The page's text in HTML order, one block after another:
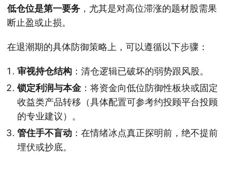
低仓位是第一要务 ，尤其是对高位滞涨的题材股需果
断止盈或止损。
在退潮期的具体防御策略上，可以遵循以下步骤：
审视持仓结构 ：清仓逻辑已破坏的弱势跟风股。
锁定利润与本金：将资金向低位防御性板块或固定
收益类产品转移（具体配置可参考约投顾平台投顾
的专业建议）。
管住手不盲动 ：在情绪冰点真正探明前，绝不提前
埋伏或抄底。